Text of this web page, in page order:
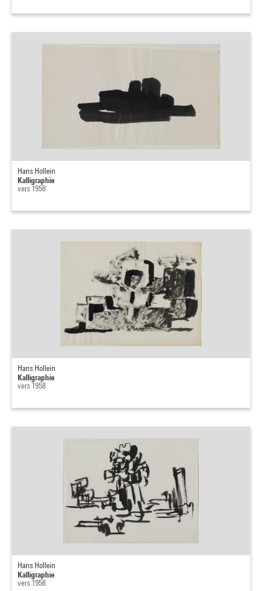
Hans Hollein
Kalligraphie
vers 1958
Hans Hollein
Kalligraphie
vers 1958
Hans Hollein
Kalligraphie
vers 1958